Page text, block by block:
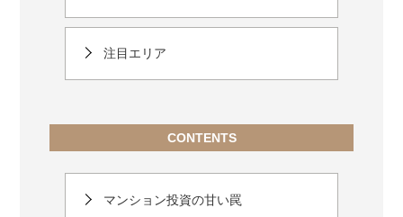
注目エリア
CONTENTS
マンション投資の甘い罠